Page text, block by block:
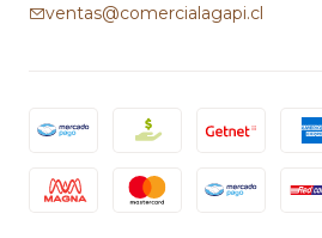
ventas@comercialagapi.cl